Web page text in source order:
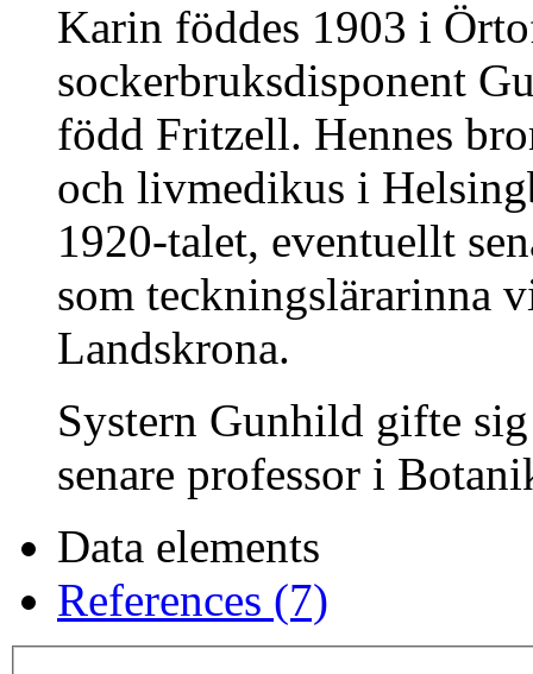
Karin föddes 1903 i
sockerbruksdisponent
född Fritzell. Hennes
och livmedikus i
1920-talet, eventuellt
som teckningslärarinna
Landskrona.
Systern Gunhild gifte
senare professor i
Data elements
References (7)